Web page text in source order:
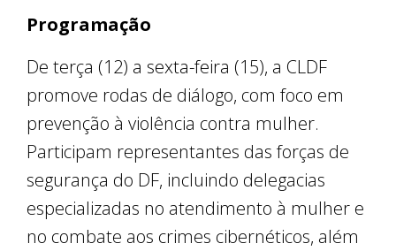
Programação
De terça (12) a sexta-feira (15), a CLDF
promove rodas de diálogo, com foco em
prevenção à violência contra mulher.
Participam representantes das forças de
segurança do DF, incluindo delegacias
especializadas no atendimento à mulher e
no combate aos crimes cibernéticos, além